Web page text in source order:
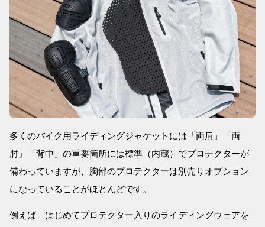
多くのバイク用ライディングジャケットには「両肩」「両
肘」「背中」の重要箇所には標準（内蔵）でプロテクターが
備わっていますが、胸部のプロテクターは別売りオプション
になっていることがほとんどです。
例えば、はじめてプロテクター入りのライディングウェアを